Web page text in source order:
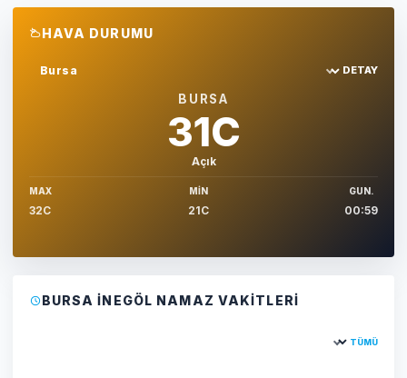
HAVA DURUMU
Sehir sec
DETAY
BURSA
31C
Açık
MAX
32C
MIN
21C
GUN.
00:59
BURSA İNEGÖL NAMAZ VAKITLERI
TÜMÜ